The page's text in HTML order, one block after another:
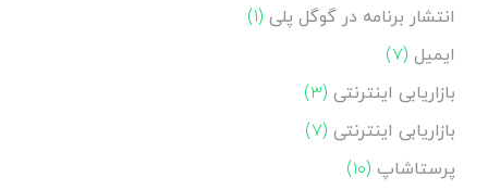
انتشار برنامه در گوگل پلی (۱)
ایمیل (۷)
بازاریابی اینترنتی (۳)
بازاریابی اینترنتی (۷)
پرستاشاپ (۱۰)